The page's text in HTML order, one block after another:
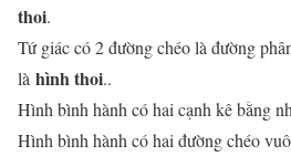
thoi.
Tứ giác có 2 đường chéo là đường
là hình thoi..
Hình bình hành có hai cạnh kê bằng
Hình bình hành có hai đường chéo